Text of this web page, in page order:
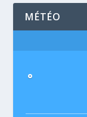
MÉTÉO
°